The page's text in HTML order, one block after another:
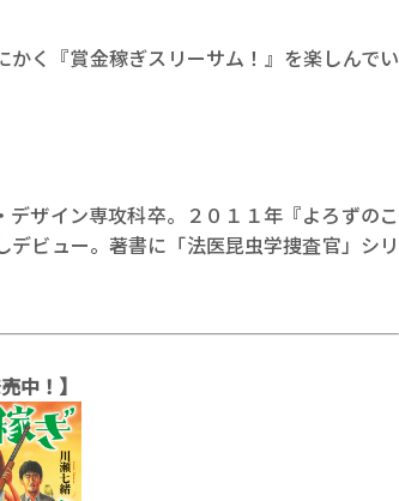
く『賞金稼ぎスリーサム！』を楽しんでい
ザイン専攻科卒。２０１１年『よろずのこ
ビュー。著書に「法医昆虫学捜査官」シリ
中！】